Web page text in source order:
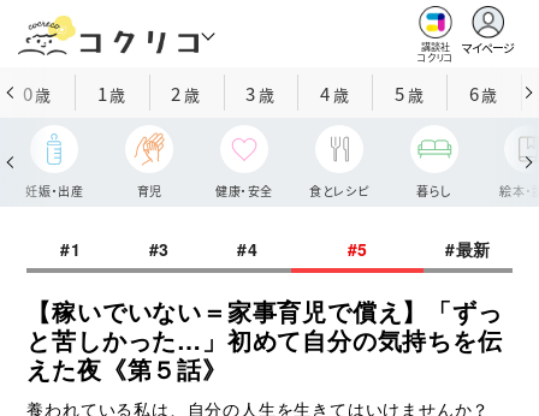
講談社
コクリコ
マイページ
0歳 1歳 2 歳 3歳 4歳 5歳 6歳
妊娠・出産 育児 健康・安全 食とレシピ 暮らし 絵本・
#1 #3 #4 #5 #最新
【稼いでいない＝家事育児で償え】「ずっ
と苦しかった…」初めて自分の気持ちを伝
えた夜《第５話》
養われている私は、自分の人生を生きてはいけませんか？